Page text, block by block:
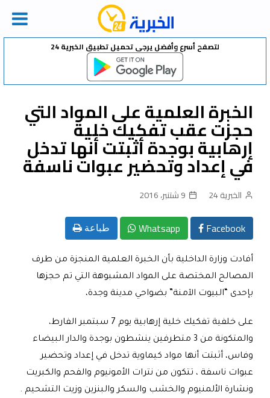
Skip
لتصفح أسرع وأفضل يرجى تحميل تطبيق الخبرية 24
الخبرة العلمية على المواد التي
حجزت عقب تفكيك خلية
إرهابية بوجدة أثبتت أنها تدخل
في إعداد وتحضير عبوات ناسفة
الخبرية 24 9 شتنبر، 2016
Facebook
Whatsapp طباعة
أفادت وزارة الداخلية بأن الخبرة العلمية المنجزة من طرف
المصالح المختصة على المواد المشبوهة التي تم حجزها
بإحدى “البيوت الآمنة” بضواحي مدينة وجدة،
على خلفية تفكيك خلية إرهابية يوم 7 سبتمبر الفارط،
والمتكونة من 3 متطرفين ينشطون بوجدة والدار البيضاء
وفاس، أثبتت أنها مواد كيماوية تدخل في إعداد وتحضير
عبوات ناسفة ، تتكون من نترات الأمونيوم والفحم والكبريت
ونشارة ‏الألمنيوم والخشب والسكر والبنزين وزيت التشحيم .